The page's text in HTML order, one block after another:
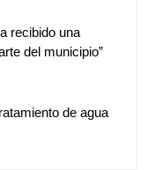
recibido una
del municipio”
de agua